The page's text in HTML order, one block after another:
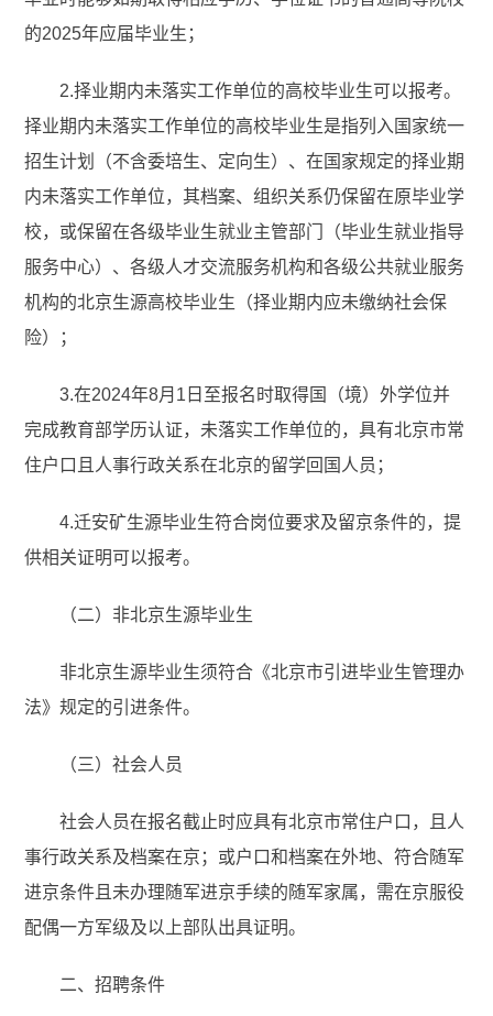
的2025年应届毕业生；
2.择业期内未落实工作单位的高校毕业生可以报考。
择业期内未落实工作单位的高校毕业生是指列入国家统一
招生计划（不含委培生、定向生）、在国家规定的择业期
内未落实工作单位，其档案、组织关系仍保留在原毕业学
校，或保留在各级毕业生就业主管部门（毕业生就业指导
服务中心）、各级人才交流服务机构和各级公共就业服务
机构的北京生源高校毕业生（择业期内应未缴纳社会保
险）；
3.在2024年8月1日至报名时取得国（境）外学位并
完成教育部学历认证，未落实工作单位的，具有北京市常
住户口且人事行政关系在北京的留学回国人员；
4.迁安矿生源毕业生符合岗位要求及留京条件的，提
供相关证明可以报考。
（二）非北京生源毕业生
非北京生源毕业生须符合《北京市引进毕业生管理办
法》规定的引进条件。
（三）社会人员
社会人员在报名截止时应具有北京市常住户口，且人
事行政关系及档案在京；或户口和档案在外地、符合随军
进京条件且未办理随军进京手续的随军家属，需在京服役
配偶一方军级及以上部队出具证明。
二、招聘条件